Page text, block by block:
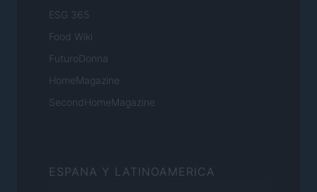
ESG 365
Food Wiki
FuturoDonna
HomeMagazine
SecondHomeMagazine
ESPANA Y LATINOAMERICA